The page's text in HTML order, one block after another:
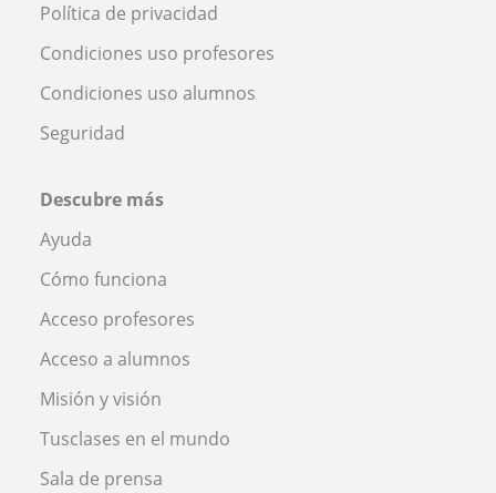
Política de privacidad
Condiciones uso profesores
Condiciones uso alumnos
Seguridad
Descubre más
Ayuda
Cómo funciona
Acceso profesores
Acceso a alumnos
Misión y visión
Tusclases en el mundo
Sala de prensa